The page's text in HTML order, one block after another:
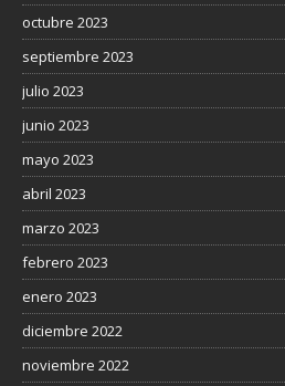
octubre 2023
septiembre 2023
julio 2023
junio 2023
mayo 2023
abril 2023
marzo 2023
febrero 2023
enero 2023
diciembre 2022
noviembre 2022